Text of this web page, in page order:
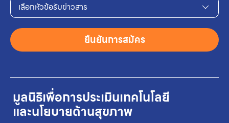
มูลนิธิเพื่อการประเมินเทคโนโลยี
และนโยบายด้านสุขภาพ
เลือกหัวข้อรับข่าวสาร
ยืนยันการสมัคร